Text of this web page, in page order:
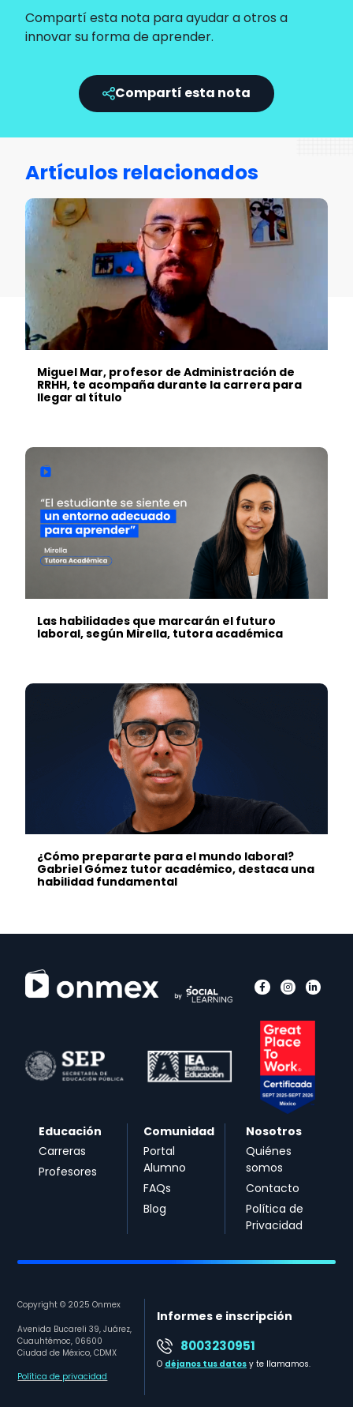
Compartí esta nota para ayudar a otros a
innovar su forma de aprender.
Compartí esta nota
Artículos relacionados
Miguel Mar, profesor de Administración de
RRHH, te acompaña durante la carrera para
llegar al título
Las habilidades que marcarán el futuro
laboral, según Mirella, tutora académica
¿Cómo prepararte para el mundo laboral?
Gabriel Gómez tutor académico, destaca una
habilidad fundamental
Educación
Carreras
Profesores
Comunidad
Portal
Alumno
FAQs
Blog
Nosotros
Quiénes
somos
Contacto
Política de
Privacidad
Copyright © 2025 Onmex
Avenida Bucareli 39, Juárez,
Cuauhtémoc, 06600
Ciudad de México, CDMX
Política de privacidad
Informes e inscripción
8003230951
O déjanos tus datosy te llamamos.